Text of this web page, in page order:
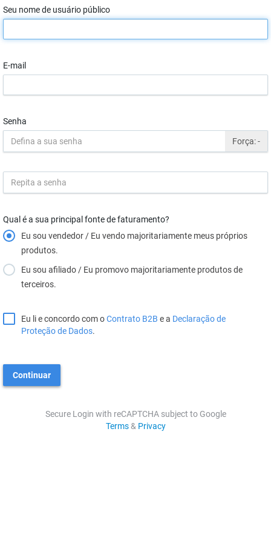
Seu nome de usuário público
E-mail
Senha
Força:-
Qual é a sua principal fonte de faturamento?
Eu sou vendedor / Eu vendo majoritariamente meus próprios
produtos.
Eu sou afiliado / Eu promovo majoritariamente produtos de
terceiros.
Eu li e concordo com oContrato B2B e a Declaração de
Proteção de Dados.
Continuar
Secure Login with reCAPTCHA subject to Google
Terms& Privacy